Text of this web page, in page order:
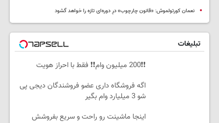
نعمان کورتولموش: «قانون چارچوب» درِ دوره‌ای تازه را خواهد گشود
تبلیغات
❗❗200 میلیون وام❗❗ فقط با احراز هویت
اگه فروشگاه داری عضو فروشندگان دیجی پی
شو 3 میلیارد وام بگیر
اینجا ماشینت رو راحت و سریع بفروشش